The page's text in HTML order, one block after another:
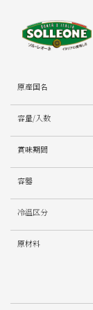
原産国名
容量/入数
賞味期間
容器
冷温区分
原材料